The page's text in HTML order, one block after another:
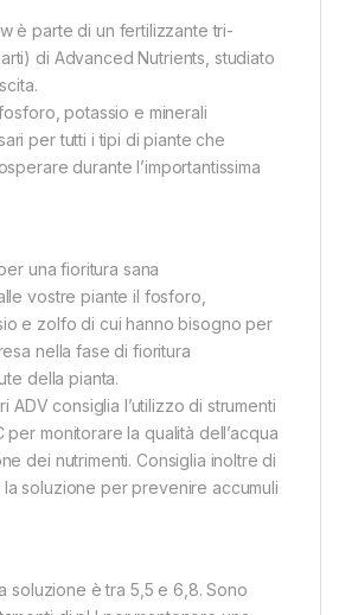
è parte di un fertilizzante tri-
di Advanced Nutrients, studiato
potassio e minerali
per tutti i tipi di piante che
durante l’importantissima
una fioritura sana
vostre piante il fosforo,
e zolfo di cui hanno bisogno per
nella fase di fioritura
della pianta.
ADV consiglia l’utilizzo di strumenti
per monitorare la qualità dell’acqua
dei nutrimenti. Consiglia inoltre di
soluzione per prevenire accumuli
soluzione è tra 5,5 e 6,8. Sono